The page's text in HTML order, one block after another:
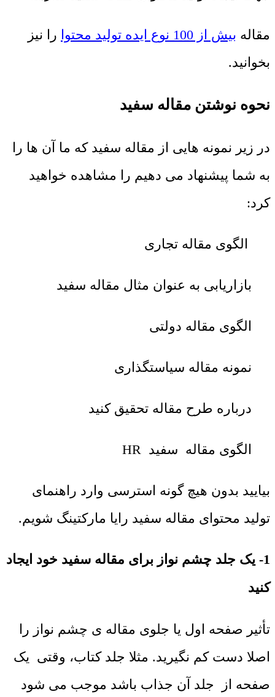
مقاله بیش از 100 نوع ایده تولید محتوا
را نیز
بخوانید.
نحوه نوشتن مقاله سفید
در زیر نمونه هایی از مقاله سفید که ما آن ها را
به شما پیشنهاد می دهیم را مشاهده خواهید
کرد:
الگوی مقاله تجاری
بازاریابی به عنوان مثال مقاله سفید
الگوی مقاله دولتی
نمونه مقاله سیاستگذاری
درباره طرح مقاله تحقیق کنید
الگوی مقاله سفید HR
بیایید بدون هیچ گونه استرسی وارد راهنمای
تولید محتوای مقاله سفید رایا مارکتینگ شویم.
1- یک جلد چشم نواز برای مقاله سفید خود ایجاد
کنید
تأثیر صفحه اول یا جلوی مقاله ی چشم نواز را
اصلا دست کم نگیرید. مثلا جلد کتاب، وقتی یک
صفحه از جلد آن جذاب باشد موجب می شود